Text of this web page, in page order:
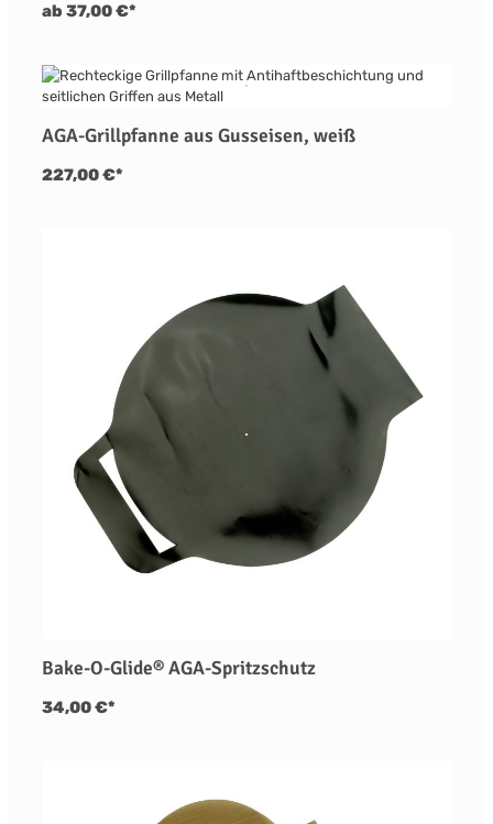
ab 37,00 €*
AGA-Grillpfanne aus Gusseisen, weiß
227,00 €*
Bake-O-Glide® AGA-Spritzschutz
34,00 €*